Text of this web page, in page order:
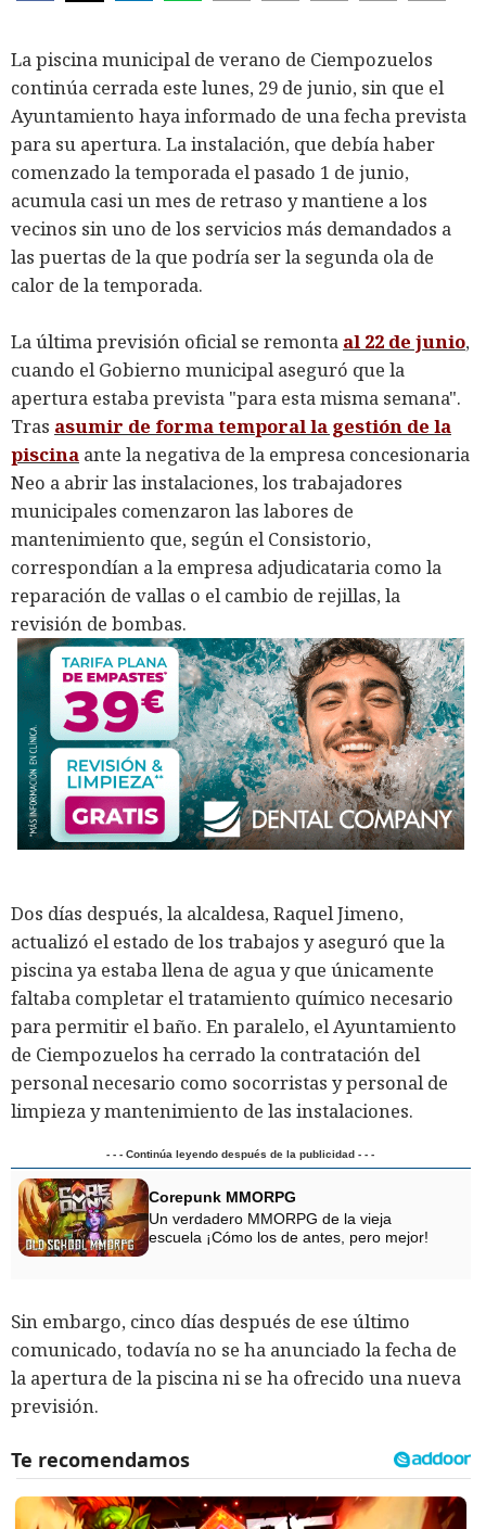
La piscina municipal de verano de Ciempozuelos
continúa cerrada este lunes, 29 de junio, sin que el
Ayuntamiento haya informado de una fecha prevista
para su apertura. La instalación, que debía haber
comenzado la temporada el pasado 1 de junio,
acumula casi un mes de retraso y mantiene a los
vecinos sin uno de los servicios más demandados a
las puertas de la que podría ser la segunda ola de
calor de la temporada.
La última previsión oficial se remonta al 22 de junio,
cuando el Gobierno municipal aseguró que la
apertura estaba prevista "para esta misma semana".
Tras asumir de forma temporal la gestión de la
piscina ante la negativa de la empresa concesionaria
Neo a abrir las instalaciones, los trabajadores
municipales comenzaron las labores de
mantenimiento que, según el Consistorio,
correspondían a la empresa adjudicataria como la
reparación de vallas o el cambio de rejillas, la
revisión de bombas.
Dos días después, la alcaldesa, Raquel Jimeno,
actualizó el estado de los trabajos y aseguró que la
piscina ya estaba llena de agua y que únicamente
faltaba completar el tratamiento químico necesario
para permitir el baño. En paralelo, el Ayuntamiento
de Ciempozuelos ha cerrado la contratación del
personal necesario como socorristas y personal de
limpieza y mantenimiento de las instalaciones.
- - - Continúa leyendo después de la publicidad - - -
Corepunk MMORPG
Un verdadero MMORPG de la vieja
escuela ¡Cómo los de antes, pero mejor!
Sin embargo, cinco días después de ese último
comunicado, todavía no se ha anunciado la fecha de
la apertura de la piscina ni se ha ofrecido una nueva
previsión.